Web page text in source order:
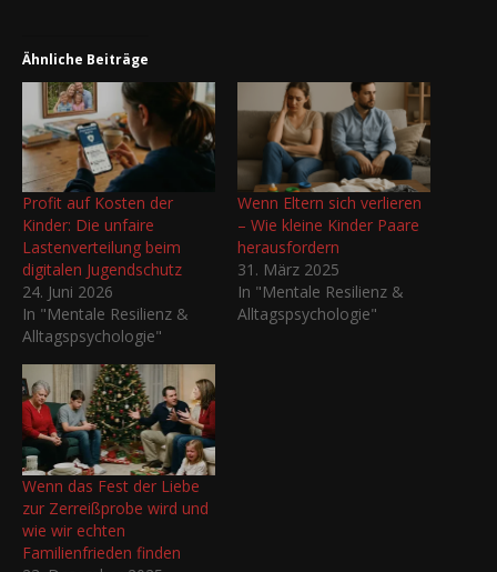
Ähnliche Beiträge
Profit auf Kosten der
Kinder: Die unfaire
Lastenverteilung beim
digitalen Jugendschutz
24. Juni 2026
In "Mentale Resilienz &
Alltagspsychologie"
Wenn Eltern sich verlieren
– Wie kleine Kinder Paare
herausfordern
31. März 2025
In "Mentale Resilienz &
Alltagspsychologie"
Wenn das Fest der Liebe
zur Zerreißprobe wird und
wie wir echten
Familienfrieden finden